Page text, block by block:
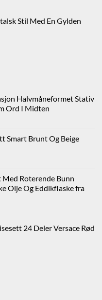
Stil Med En Gylden
Halvmåneformet Stativ
Ord I Midten
Smart Brunt Og Beige
Roterende Bunn
Olje Og Eddikflaske fra
24 Deler Versace Rød